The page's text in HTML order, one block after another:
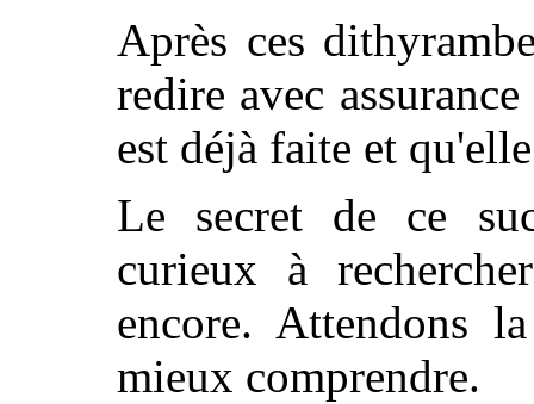
Après ces
redire avec
est déjà faite et
Le secret de ce
curieux à
encore. Attendons
mieux comprendre.